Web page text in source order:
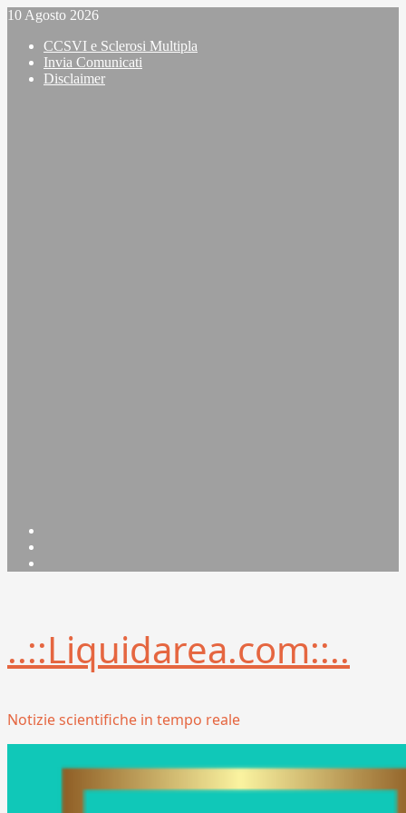
Vai
contenuto
10 Agosto 2026
CCSVI e Sclerosi Multipla
Invia Comunicati
Disclaimer
..::Liquidarea.com::..
Notizie scientifiche in tempo reale